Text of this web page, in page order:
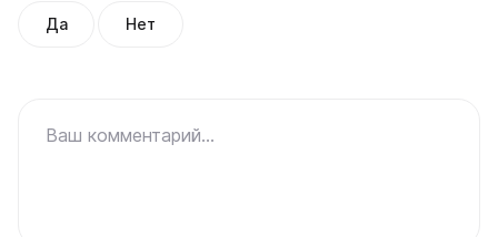
Да Нет
Ваш комментарий...